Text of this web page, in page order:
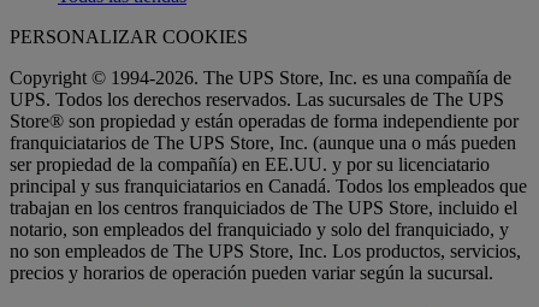
PERSONALIZAR COOKIES
Copyright © 1994-2026. The UPS Store, Inc. es una compañía de
UPS. Todos los derechos reservados. Las sucursales de The UPS
Store® son propiedad y están operadas de forma independiente por
franquiciatarios de The UPS Store, Inc. (aunque una o más pueden
ser propiedad de la compañía) en EE.UU. y por su licenciatario
principal y sus franquiciatarios en Canadá. Todos los empleados que
trabajan en los centros franquiciados de The UPS Store, incluido el
notario, son empleados del franquiciado y solo del franquiciado, y
no son empleados de The UPS Store, Inc. Los productos, servicios,
precios y horarios de operación pueden variar según la sucursal.